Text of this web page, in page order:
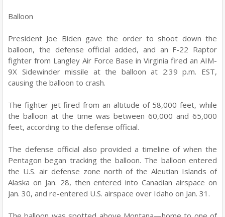
Balloon
President Joe Biden gave the order to shoot down the
balloon, the defense official added, and an F-22 Raptor
fighter from Langley Air Force Base in Virginia fired an AIM-
9X Sidewinder missile at the balloon at 2:39 p.m. EST,
causing the balloon to crash.
The fighter jet fired from an altitude of 58,000 feet, while
the balloon at the time was between 60,000 and 65,000
feet, according to the defense official.
The defense official also provided a timeline of when the
Pentagon began tracking the balloon. The balloon entered
the U.S. air defense zone north of the Aleutian Islands of
Alaska on Jan. 28, then entered into Canadian airspace on
Jan. 30, and re-entered U.S. airspace over Idaho on Jan. 31.